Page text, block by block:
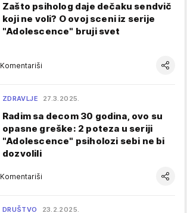
Zašto psiholog daje dečaku sendvič
koji ne voli? O ovoj sceni iz serije
"Adolescence" bruji svet
Komentariši
ZDRAVLJE 27.3.2025.
Radim sa decom 30 godina, ovo su
opasne greške: 2 poteza u seriji
"Adolescence" psiholozi sebi ne bi
dozvolili
Komentariši
DRUŠTVO 23.2.2025.